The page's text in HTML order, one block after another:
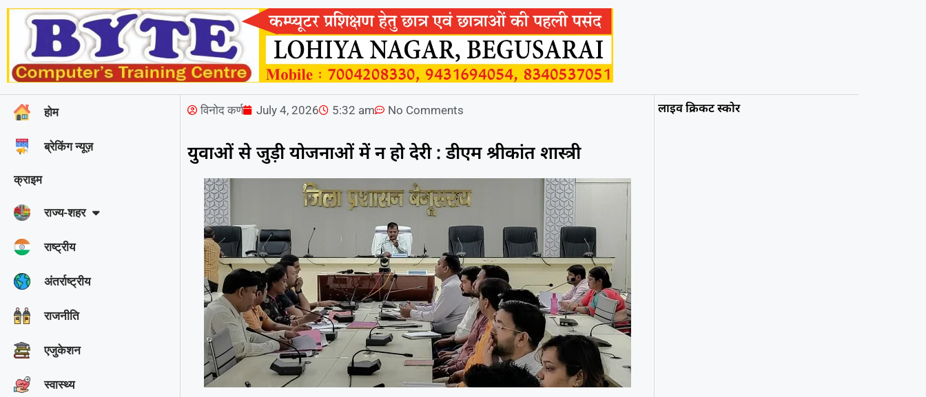
होम
ब्रेकिंग न्यूज़
क्राइम
राज्‍य-शहर
राष्ट्रीय
अंतर्राष्ट्रीय
राजनीति
एजुकेशन
स्वास्थ्य
विनोद कर्ण July 4, 2026 5:32 am No Comments
युवाओं से जुड़ी योजनाओं में न हो देरी : डीएम श्रीकांत शास्त्री
लाइव क्रिकट स्कोर